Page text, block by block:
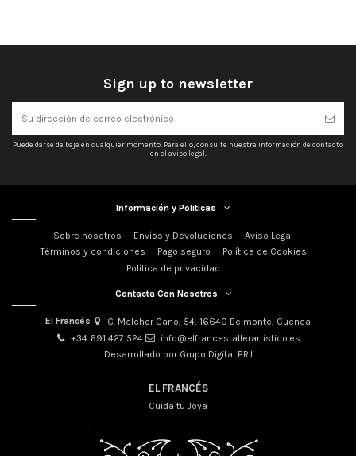
Sign up to newsletter
Puede darse de baja en cualquier momento. Para ello, consulte nuestra información de contacto
en el aviso legal.
Información y Politicas
Sobre nosotros Envíos y Devoluciones
Aviso Legal
Términos y condiciones
Pago seguro
Política de Cookies
Política de privacidad
Contacta Con Nosotros
El Francés
C. Melchor Cano, 54, 16640 Belmonte, Cuenca
+34 691 427 524
info@elfrancestallerartistico.es
Desarrollado por Grupo Digital BRJ
EL FRANCÉS
Cuida tu Joya